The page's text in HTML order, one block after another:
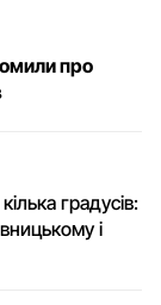
про
градусів:
і